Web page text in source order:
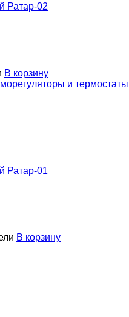
Ратар-02
В корзину
и термостаты
Ратар-01
В корзину